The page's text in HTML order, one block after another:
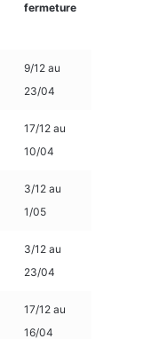
fermeture
9/12 au
23/04
17/12 au
10/04
3/12 au
1/05
3/12 au
23/04
17/12 au
16/04